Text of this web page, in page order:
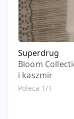
Superdrug
Bloom
i kaszmir
Poleca 1/1